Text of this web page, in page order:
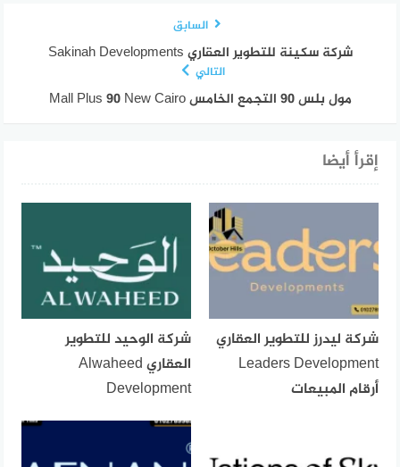
السابق
شركة سكينة للتطوير العقاري Sakinah Developments
التالي
مول بلس 90 التجمع الخامس Mall Plus 90 New Cairo
إقرأ أيضا
شركة ليدرز للتطوير العقاري
Leaders Development
أرقام المبيعات
شركة الوحيد للتطوير
العقاري Alwaheed
Development